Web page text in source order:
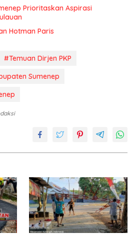
Prioritaskan Aspirasi
Hotman Paris
#Temuan Dirjen PKP
Sumenep